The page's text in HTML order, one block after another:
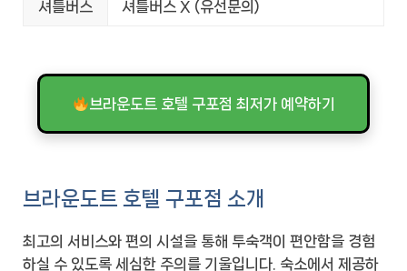
셔틀버스 셔틀버스 X (유선문의)
브라운도트 호텔 구포점 최저가 예약하기
브라운도트 호텔 구포점 소개
최고의 서비스와 편의 시설을 통해 투숙객이 편안함을 경험
하실 수 있도록 세심한 주의를 기울입니다. 숙소에서 제공하